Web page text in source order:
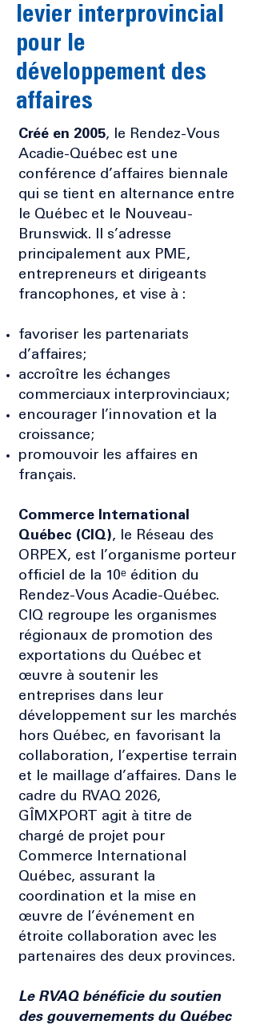
levier interprovincial
pour le
développement des
affaires
Créé en 2005, le Rendez-Vous
Acadie-Québec est une
conférence d’affaires biennale
qui se tient en alternance entre
le Québec et le Nouveau-
Brunswick. Il s’adresse
principalement aux PME,
entrepreneurs et dirigeants
francophones, et vise à :
favoriser les partenariats
d’affaires;
accroître les échanges
commerciaux interprovinciaux;
encourager l’innovation et la
croissance;
promouvoir les affaires en
français.
Commerce International
Québec (CIQ), le Réseau des
ORPEX, est l’organisme porteur
officiel de la 10ᵉ édition du
Rendez-Vous Acadie-Québec.
CIQ regroupe les organismes
régionaux de promotion des
exportations du Québec et
œuvre à soutenir les
entreprises dans leur
développement sur les marchés
hors Québec, en favorisant la
collaboration, l’expertise terrain
et le maillage d’affaires. Dans le
cadre du RVAQ 2026,
GÎMXPORT agit à titre de
chargé de projet pour
Commerce International
Québec, assurant la
coordination et la mise en
œuvre de l’événement en
étroite collaboration avec les
partenaires des deux provinces.
Le RVAQ bénéficie du soutien
des gouvernements du Québec